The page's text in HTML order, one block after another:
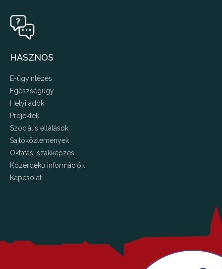
HASZNOS
E-ügyintézés
Egészségügy
Helyi adók
Projektek
Szociális ellátások
Sajtóközlemények
Oktatás, szakképzés
Közérdekű információk
Kapcsolat